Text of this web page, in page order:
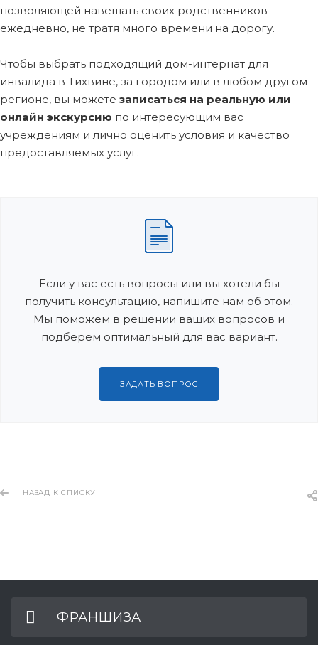
позволяющей навещать своих родственников
ежедневно, не тратя много времени на дорогу.
Чтобы выбрать подходящий дом-интернат для
инвалида в Тихвине, за городом или в любом другом
регионе, вы можете записаться на реальную или
онлайн экскурсию по интересующим вас
учреждениям и лично оценить условия и качество
предоставляемых услуг.
Если у вас есть вопросы или вы хотели бы
получить консультацию, напишите нам об этом.
Мы поможем в решении ваших вопросов и
подберем оптимальный для вас вариант.
ЗАДАТЬ ВОПРОС
НАЗАД К СПИСКУ
ФРАНШИЗА